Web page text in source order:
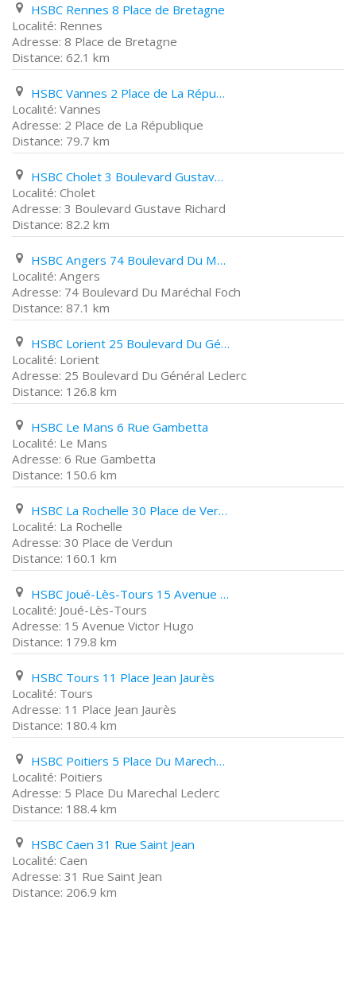
HSBC Rennes 8 Place de Bretagne
Rennes
8 Place de Bretagne
62.1 km
HSBC Vannes 2 Place de La République
Vannes
2 Place de La République
79.7 km
HSBC Cholet 3 Boulevard Gustave Richard
Cholet
3 Boulevard Gustave Richard
82.2 km
HSBC Angers 74 Boulevard Du Maréchal Foch
Angers
74 Boulevard Du Maréchal Foch
87.1 km
HSBC Lorient 25 Boulevard Du Général Leclerc
Lorient
25 Boulevard Du Général Leclerc
126.8 km
HSBC Le Mans 6 Rue Gambetta
Le Mans
6 Rue Gambetta
150.6 km
HSBC La Rochelle 30 Place de Verdun
La Rochelle
30 Place de Verdun
160.1 km
HSBC Joué-Lès-Tours 15 Avenue Victor Hugo
Joué-Lès-Tours
15 Avenue Victor Hugo
179.8 km
HSBC Tours 11 Place Jean Jaurès
Tours
11 Place Jean Jaurès
180.4 km
HSBC Poitiers 5 Place Du Marechal Leclerc
Poitiers
5 Place Du Marechal Leclerc
188.4 km
HSBC Caen 31 Rue Saint Jean
Caen
31 Rue Saint Jean
206.9 km